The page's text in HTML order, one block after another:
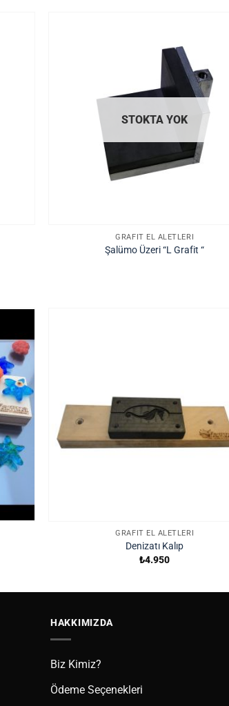
STOKTA YOK
GRAFIT EL ALETLERI
Şalümo Üzeri “L Grafit “
GRAFIT EL ALETLERI
Denizatı Kalıp
₺4.950
HAKKIMIZDA
Biz Kimiz?
Ödeme Seçenekleri